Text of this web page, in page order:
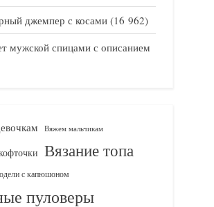
джемпер с косами(16 962)
мужской спицами с описанием
Вяжем мальчикам
Вязание топа
с капюшоном
пуловеры